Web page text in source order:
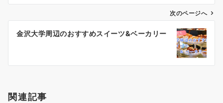
ン
次のページへ
金沢大学周辺のおすすめスイーツ&ベーカリー
関連記事